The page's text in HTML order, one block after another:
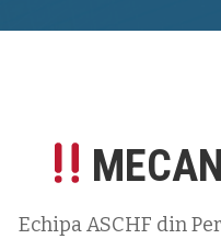
Echipa ASCHF din